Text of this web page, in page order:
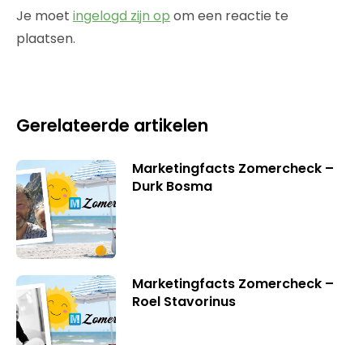
Je moet ingelogd zijn op om een reactie te
plaatsen.
Gerelateerde artikelen
Marketingfacts Zomercheck –
Durk Bosma
Marketingfacts Zomercheck –
Roel Stavorinus